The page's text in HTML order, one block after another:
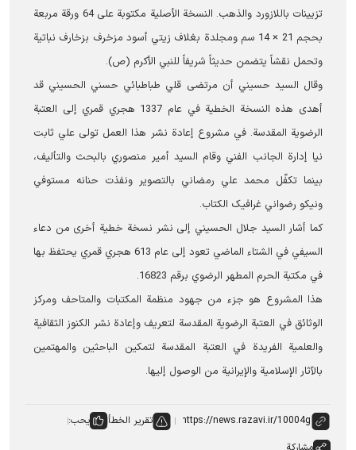
تزيينات باللازورد والذهب. النسخة الأصلية مكتوبة على 64 ورقة مربعة
بحجم 21 × 14 سم ومجلدة بغلاف زيتي أسود مزخرف بزخارف نباتية
وتحمل نقشاً يتضمن حديثاً شريفاً للنبي الأكرم (ص).
وقال السید حسیني أن مرتضى قلي طباطبائي حسني الحسيني قد
أهدی هذه النسخة الخطية في عام 1337 هجري قمري إلى العتبة
الرضوية المقدسة. في مشروع إعادة نشر هذا العمل تولى علي ثابت
نيا إدارة الجانب الفني وقام السيد أمير منصوري بالبحث والتأليف،
بينما تكفّل محمد علي رمضاني بالتصوير ونفذت حنانه مستوفي
ونيكو رضواني غرافیک الکتاب.
كما أشار السید جلال الحسیني إلى نشر نسخة خطية أخرى من دعاء
السيفي في الشتاء الماضي تعود إلى عام 613 هجري قمري یحتفظ بها
في مكتبة الحرم المطهر الرضوي برقم 16823.
هذا المشروع هو جزء من جهود منظمة المكتبات والمتاحف ومركز
الوثائق في العتبة الرضوية المقدسة لتعريف وإعادة نشر الكنوز الثقافية
والعلمية الفريدة في العتبة المقدسة لتمكين الباحثين والمهتمين
بالآثار الإسلامية والإيرانية من الوصول إليها.
تقرير الخطأ
يحب: